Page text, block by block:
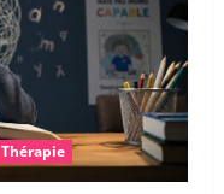
Thérapie